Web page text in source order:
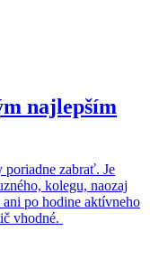
najlepším
poriadne zabrať. Je
kolegu, naozaj
po hodine aktívneho
vhodné.